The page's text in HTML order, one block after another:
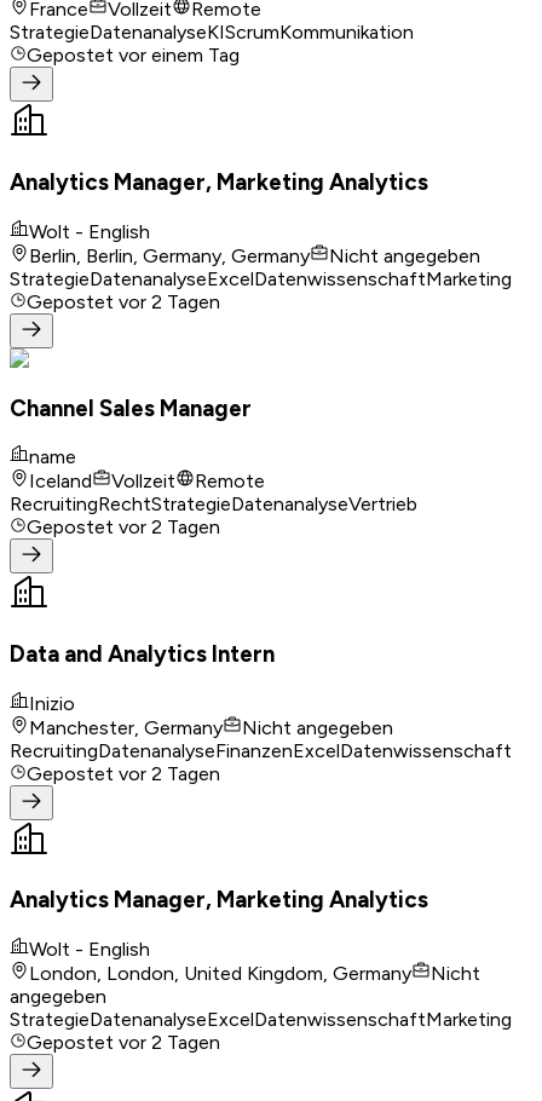
France Vollzeit
Remote
StrategieDatenanalyseKIScrumKommunikation
Gepostet vor einem Tag
Analytics Manager, Marketing Analytics
Wolt - English
Berlin, Berlin, Germany, Germany
Nicht angegeben
StrategieDatenanalyseExcelDatenwissenschaftMarketing
Gepostet vor 2 Tagen
Channel Sales Manager
name
Iceland
Vollzeit
Remote
RecruitingRechtStrategieDatenanalyseVertrieb
Gepostet vor 2 Tagen
Data and Analytics Intern
Inizio
Manchester, Germany
Nicht angegeben
RecruitingDatenanalyseFinanzenExcelDatenwissenschaft
Gepostet vor 2 Tagen
Analytics Manager, Marketing Analytics
Wolt - English
London, London, United Kingdom, Germany
Nicht
angegeben
StrategieDatenanalyseExcelDatenwissenschaftMarketing
Gepostet vor 2 Tagen